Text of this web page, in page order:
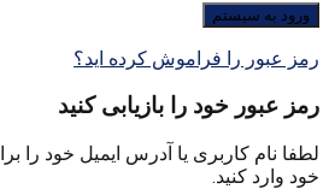
رمز عبور را فراموش کرده اید؟
رمز عبور خود را بازیابی کنید
لطفا نام کاربری یا آدرس ایمیل خود را
خود وارد کنید.